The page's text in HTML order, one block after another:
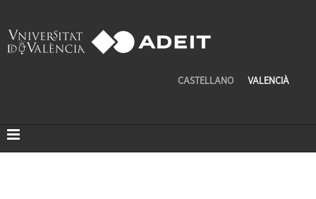
CASTELLANO VALENCIÀ